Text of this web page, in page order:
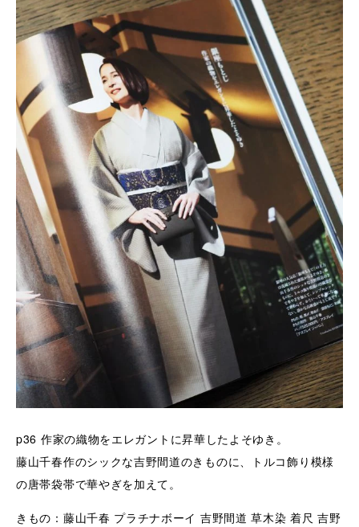
p36 作家の織物をエレガントに昇華したよそゆき。
藤山千春作のシックな吉野間道のきものに、トルコ飾り模様
の唐帯袋帯で華やぎを加えて。
きもの：藤山千春 プラチナボーイ 吉野間道 草木染 着尺 吉野